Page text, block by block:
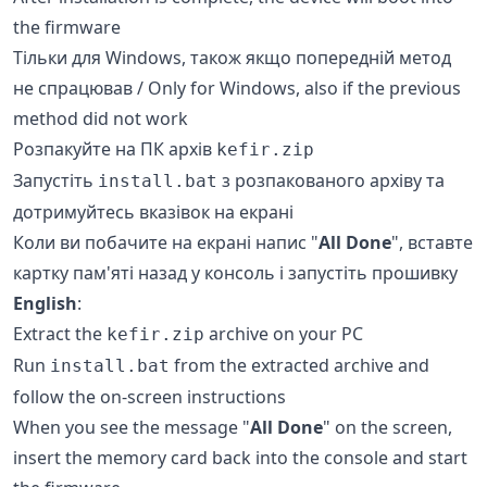
the firmware
Тільки для Windows, також якщо попередній метод
не спрацював / Only for Windows, also if the previous
method did not work
Розпакуйте на ПК архів kefir.zip
Запустіть install.bat з розпакованого архіву та
дотримуйтесь вказівок на екрані
Коли ви побачите на екрані напис "All Done", вставте
картку пам'яті назад у консоль і запустіть прошивку
English:
Extract the kefir.zip archive on your PC
Run install.bat from the extracted archive and
follow the on-screen instructions
When you see the message "All Done" on the screen,
insert the memory card back into the console and start